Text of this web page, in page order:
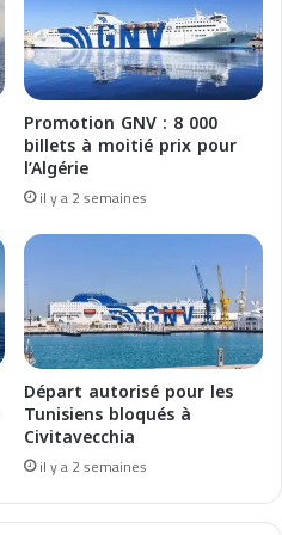
Promotion GNV : 8 000
billets à moitié prix pour
l’Algérie
il y a 2 semaines
Départ autorisé pour les
Tunisiens bloqués à
Civitavecchia
il y a 2 semaines